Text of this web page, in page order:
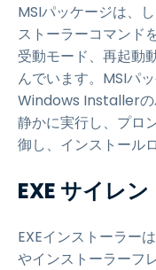
MSIパッケージは、
ストーラーコマンド
受動モード、再起動
んでいます。MSIパ
Windows Installerの
静かに実行し、プロ
御し、インストール
EXE サイレ
EXEインストーラー
やインストーラーフ